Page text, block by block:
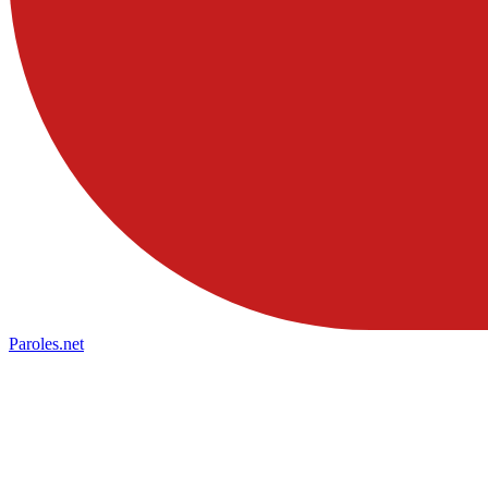
Paroles.net